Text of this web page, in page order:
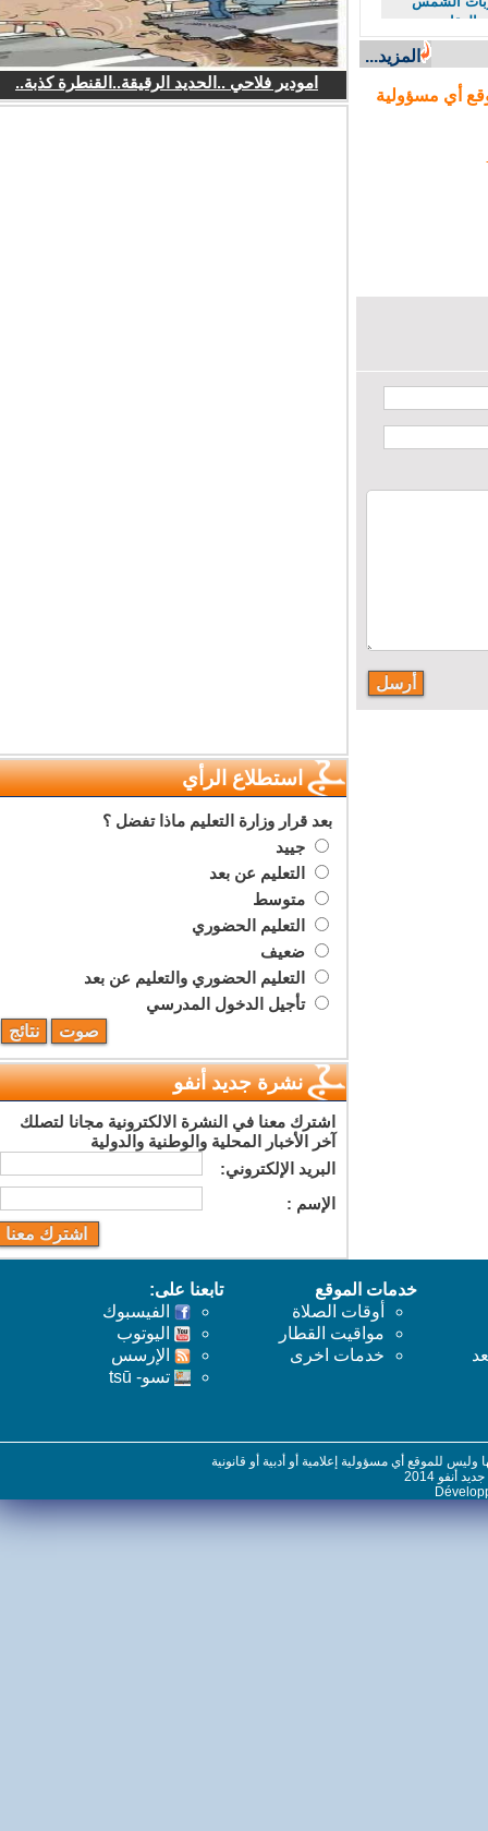
المزيد...
أي مسؤولية
امودير فلاحي ..الحديد الرقيقة..القنطرة كذبة..
استطلاع الرأي
بعد قرار وزارة التعليم ماذا تفضل ؟
جييد
التعليم عن بعد
متوسط
التعليم الحضوري
ضعيف
التعليم الحضوري والتعليم عن بعد
تأجيل الدخول المدرسي
نشرة جديد أنفو
اشترك معنا في النشرة الالكترونية مجانا لتصلك
آخر الأخبار المحلية والوطنية والدولية
البريد اﻹلكتروني:
اﻹسم :
خدمات الموقع
أوقات الصلاة
مواقيت القطار
خدمات اخرى
تابعنا على:
الفيسبوك
اليوتوب
اﻹرسس
تسو- tsū
للموقع أي مسؤولية إعلامية أو أدبية أو قانونية
2014